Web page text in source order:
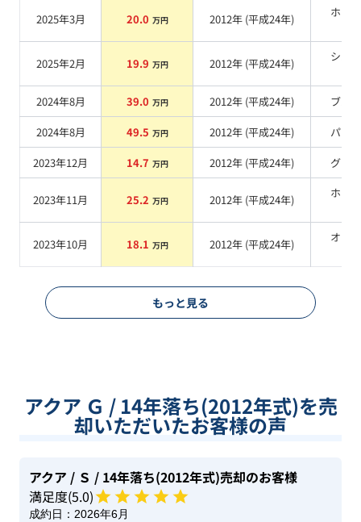
2025年3月 20.0 万円 2012年 (平成24年)
ホワ
2025年2月 19.9 万円 2012年 (平成24年)
シル
2024年8月
39.0 万円 2012年 (平成24年)
ブルー
2024年8月
49.5 万円 2012年 (平成24年)
パール
2023年12月
14.7 万円 2012年 (平成24年) グレー
2023年11月 25.2 万円 2012年 (平成24年)
ホワ
2023年10月 18.1 万円 2012年 (平成24年)
オレ
もっと見る
アクア Ｇ / 14年落ち(2012年式)を売
却いただいたお客様の声
アクア / Ｓ / 14年落ち(2012年式)売却のお客様
満足度(5.0)
成約日： 2026年6月